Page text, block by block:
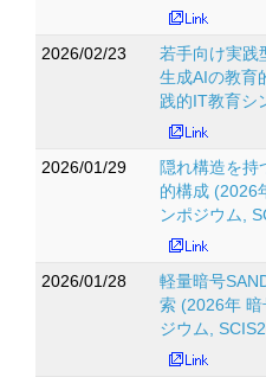
2026/02/23
若手向け実践
生成AIの教育
践的IT教育シ
2026/01/29
隠れ構造を持
的構成 (2026
ンポジウム,
2026/01/28
軽量暗号
索 (2026年
ジウム,